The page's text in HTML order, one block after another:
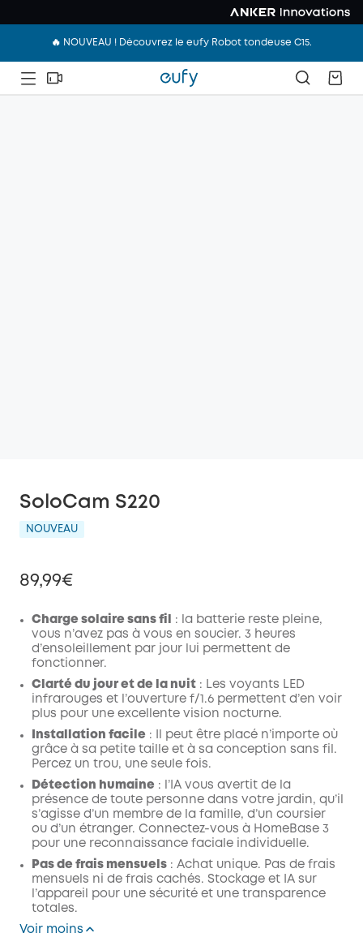
🔥 NOUVEAU ! Découvrez le eufy Robot tondeuse C15.
SoloCam S220
NOUVEAU
89,99€
Charge solaire sans fil
: la batterie reste pleine,
vous n’avez pas à vous en soucier. 3 heures
d’ensoleillement par jour lui permettent de
fonctionner.
Clarté du jour et de la nuit : Les voyants LED
infrarouges et l’ouverture f/1.6 permettent d’en voir
plus pour une excellente vision nocturne.
Installation facile : Il peut être placé n’importe où
grâce à sa petite taille et à sa conception sans fil.
Percez un trou, une seule fois.
Détection humaine : l’IA vous avertit de la
présence de toute personne dans votre jardin, qu’il
s’agisse d’un membre de la famille, d’un coursier
ou d’un étranger. Connectez-vous à HomeBase 3
pour une reconnaissance faciale individuelle.
Pas de frais mensuels : Achat unique. Pas de frais
mensuels ni de frais cachés. Stockage et IA sur
l’appareil pour une sécurité et une transparence
totales.
Voir moins